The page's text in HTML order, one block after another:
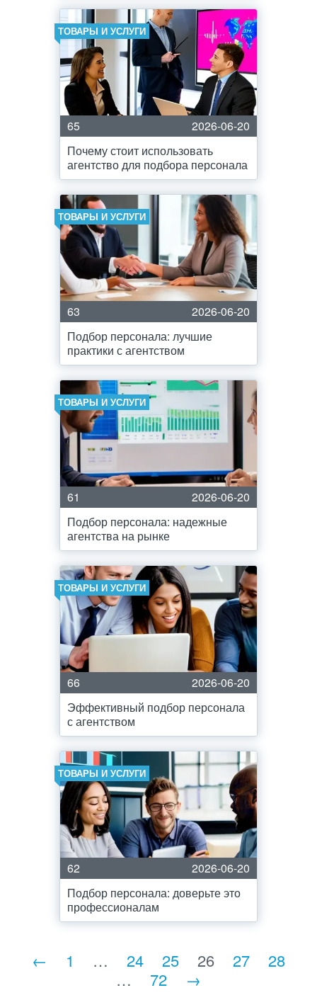
ТОВАРЫ И УСЛУГИ
65
2026-06-20
Почему стоит использовать
агентство для подбора персонала
ТОВАРЫ И УСЛУГИ
63
2026-06-20
Подбор персонала: лучшие
практики с агентством
ТОВАРЫ И УСЛУГИ
61
2026-06-20
Подбор персонала: надежные
агентства на рынке
ТОВАРЫ И УСЛУГИ
66
2026-06-20
Эффективный подбор персонала
с агентством
ТОВАРЫ И УСЛУГИ
62
2026-06-20
Подбор персонала: доверьте это
профессионалам
← 1 … 24 25 26 27
28
…
72 →